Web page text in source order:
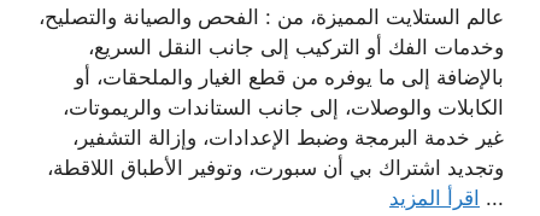
عالم الستلايت المميزة، من : الفحص والصيانة والتصليح،
وخدمات الفك أو التركيب إلى جانب النقل السريع،
بالإضافة إلى ما يوفره من قطع الغيار والملحقات، أو
الكابلات والوصلات، إلى جانب الستاندات والريموتات،
غير خدمة البرمجة وضبط الإعدادات، وإزالة التشفير،
وتجديد اشتراك بي أن سبورت، وتوفير الأطباق اللاقطة،
... اقرأ المزيد